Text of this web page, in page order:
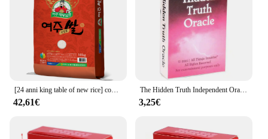
[24 anni king table of new rice] completa il riso, truth 10kg (grado superiore)
42,61€
The Hidden Truth Independent Oracle Cards Multiplayer Party Fortune Telling gioco da tavolo profezie mazzo di tarocchi con E-Guide Book
3,25€